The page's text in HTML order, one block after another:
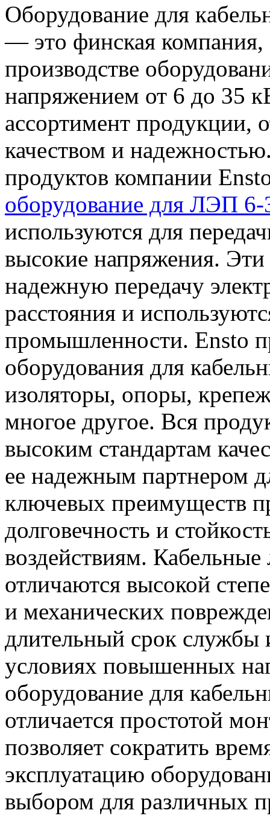
Oбoрудoвaниe для
— этo финская
производстве
напряжением от 6 до 35
ассортимент продукции,
качеством и
продуктов компании
оборудование для ЛЭП
используются для
высокие напряжения. Эти
надежную передачу
расстояния и
промышленности. Ensto
оборудования для
изоляторы, опоры,
многое другое. Вся
высоким стандартам
ее надежным партнером
ключевых преимуществ
долговечность и
воздействиям.
отличаются высокой
и механических
длительный срок
условиях повышенных
оборудование для
отличается простотой
позволяет сократить
эксплуатацию
выбором для различных